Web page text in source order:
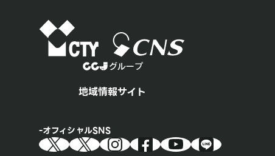
地域情報サイト
オフィシャルSNS